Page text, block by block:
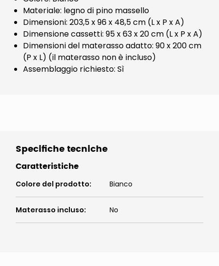
Materiale: legno di pino massello
Dimensioni: 203,5 x 96 x 48,5 cm (L x P x A)
Dimensione cassetti: 95 x 63 x 20 cm (L x P x A)
Dimensioni del materasso adatto: 90 x 200 cm
(P x L) (il materasso non è incluso)
Assemblaggio richiesto: Sì
Specifiche tecniche
Caratteristiche
Colore del prodotto: Bianco
Materasso incluso: No